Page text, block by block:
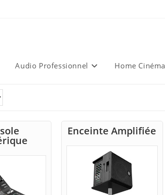
Audio Professionnel Home Cinéma
Enceinte Amplifiée